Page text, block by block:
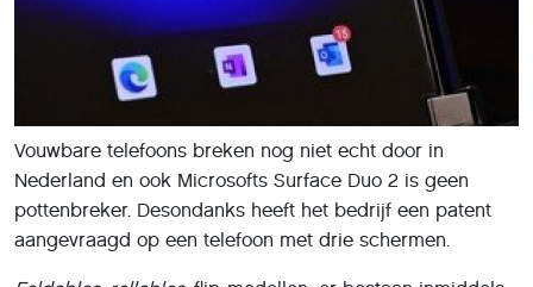
Vouwbare telefoons breken nog niet echt door in
Nederland en ook Microsofts Surface Duo 2 is geen
pottenbreker. Desondanks heeft het bedrijf een patent
aangevraagd op een telefoon met drie schermen.